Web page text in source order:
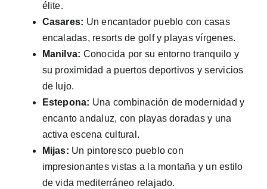
élite.
Casares: Un encantador pueblo con casas
encaladas, resorts de golf y playas vírgenes.
Manilva: Conocida por su entorno tranquilo y
su proximidad a puertos deportivos y servicios
de lujo.
Estepona: Una combinación de modernidad y
encanto andaluz, con playas doradas y una
activa escena cultural.
Mijas: Un pintoresco pueblo con
impresionantes vistas a la montaña y un estilo
de vida mediterráneo relajado.